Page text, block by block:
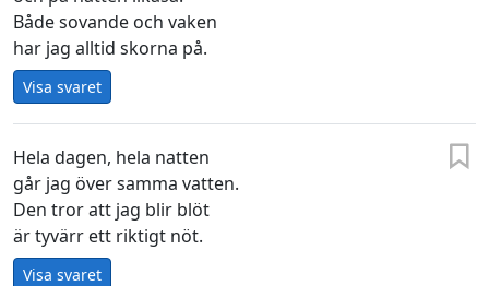
Både sovande och vaken
har jag alltid skorna på.
Visa svaret
Hela dagen, hela natten
går jag över samma vatten.
Den tror att jag blir blöt
är tyvärr ett riktigt nöt.
Visa svaret